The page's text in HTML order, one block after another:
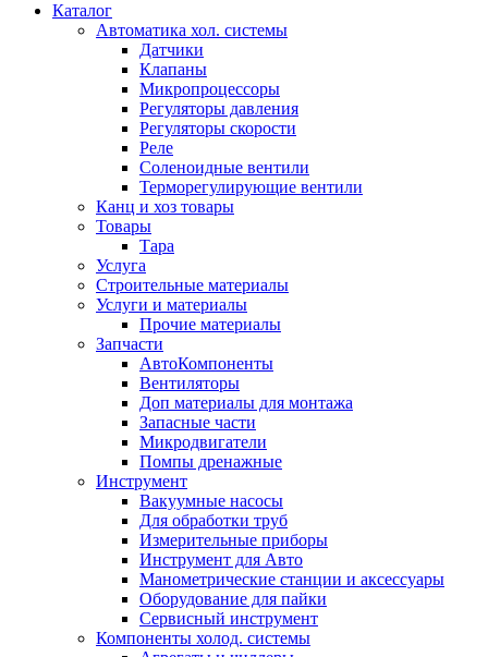
Каталог
Автоматика хол. системы
Датчики
Клапаны
Микропроцессоры
Регуляторы давления
Регуляторы скорости
Реле
Соленоидные вентили
Терморегулирующие вентили
Канц и хоз товары
Товары
Тара
Услуга
Строительные материалы
Услуги и материалы
Прочие материалы
Запчасти
АвтоКомпоненты
Вентиляторы
Доп материалы для монтажа
Запасные части
Микродвигатели
Помпы дренажные
Инструмент
Вакуумные насосы
Для обработки труб
Измерительные приборы
Инструмент для Авто
Манометрические станции и аксессуары
Оборудование для пайки
Сервисный инструмент
Компоненты холод. системы